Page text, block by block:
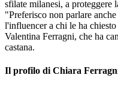
sfilate milanesi, a proteggere
"Preferisco non parlare
l'influencer a chi le ha
Valentina Ferragni, che ha
castana.
Il profilo di Chiara